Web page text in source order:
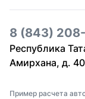
8 (843)
Республика
Амирхана, д.
Пример расчета